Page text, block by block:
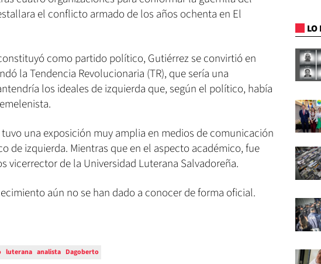
el conflicto armado de los años ochenta en El
como partido político, Gutiérrez se convirtió en
la Tendencia Revolucionaria (TR), que sería una
los ideales de izquierda que, según el político, había
una exposición muy amplia en medios de comunicación
de izquierda. Mientras que en el aspecto académico, fue
vicerrector de la Universidad Luterana Salvadoreña.
aún no se han dado a conocer de forma oficial.
luterana analista Dagoberto
LO